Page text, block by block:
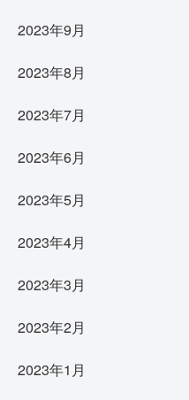
2023年9月
2023年8月
2023年7月
2023年6月
2023年5月
2023年4月
2023年3月
2023年2月
2023年1月